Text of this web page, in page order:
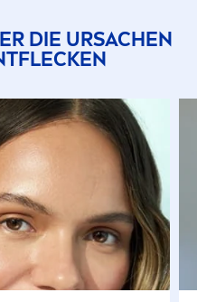
DIE URSACHEN
TFLECKEN